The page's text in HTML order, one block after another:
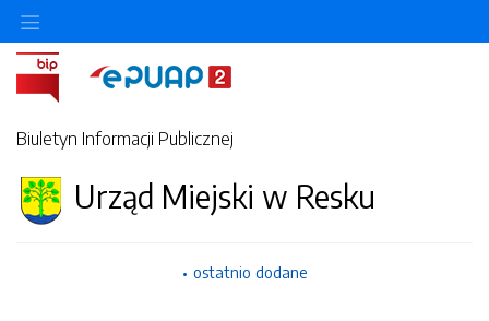
Biuletyn Informacji Publicznej
Urząd Miejski w Resku
ostatnio dodane